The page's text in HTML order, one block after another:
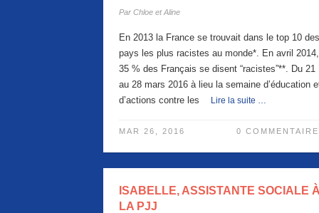
Par Chloe et Aline
En 2013 la France se trouvait dans le top 10 des
pays les plus racistes au monde*. En avril 2014,
35 % des Français se disent “racistes”**. Du 21
au 28 mars 2016 à lieu la semaine d’éducation
d’actions contre les
Lire la suite …
MAR 26, 2016 0
ISABELLE, ASSISTANTE SOCIALE À
LA PJJ